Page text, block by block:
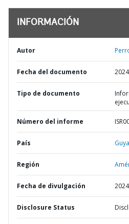
INFORMACIÓN
Autor
Fecha del documento
Tipo de documento
Número del informe
País
Región
Fecha de divulgación
Disclosure Status